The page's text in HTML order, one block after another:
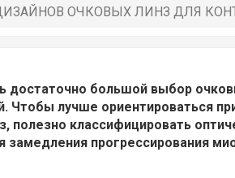
ОЧКОВЫХ ЛИНЗ ДЛЯ
достаточно большой выбор
Чтобы лучше ориентироваться
полезно классифицировать
прогрессирования